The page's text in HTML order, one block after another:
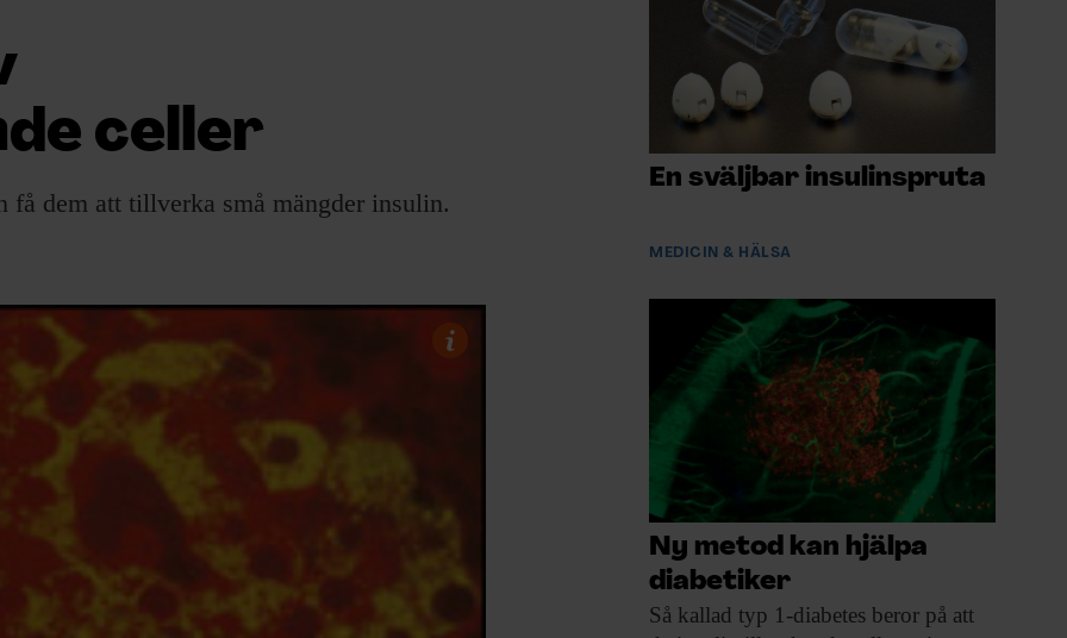
celler
få dem att tillverka små mängder insulin.
En sväljbar insulinspruta
MEDICIN & HÄLSA
Ny metod kan hjälpa
diabetiker
Så kallad typ 1-diabetes beror på att